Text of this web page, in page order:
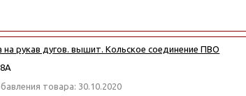
на рукав дугов. вышит. Кольское соединение ПВО
товара: 30.10.2020